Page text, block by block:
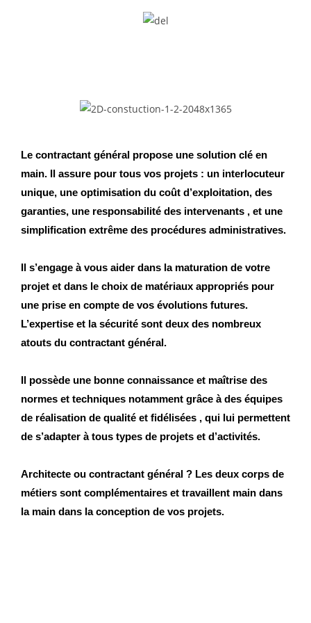
Le contractant général propose une solution clé en
main. Il assure pour tous vos projets : un interlocuteur
unique, une optimisation du coût d’exploitation, des
garanties, une responsabilité des intervenants , et une
simplification extrême des procédures administratives.
Il s’engage à vous aider dans la maturation de votre
projet et dans le choix de matériaux appropriés pour
une prise en compte de vos évolutions futures.
L’expertise et la sécurité sont deux des nombreux
atouts du contractant général.
Il possède une bonne connaissance et maîtrise des
normes et techniques notamment grâce à des équipes
de réalisation de qualité et fidélisées , qui lui permettent
de s’adapter à tous types de projets et d’activités.
Architecte ou contractant général ? Les deux corps de
métiers sont complémentaires et travaillent main dans
la main dans la conception de vos projets.